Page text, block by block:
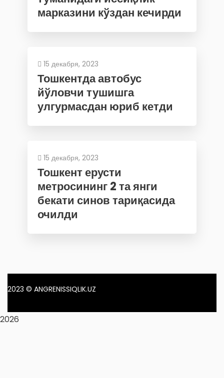
марказини кўздан кечирди
15 декабря, 2023
Тошкентда автобус
йўловчи тушишга
улгурмасдан юриб кетди
15 декабря, 2023
Тошкент ерусти
метросининг 2 та янги
бекати синов тариқасида
очилди
2023 © ANGRENISSIQLIK.UZ
2026